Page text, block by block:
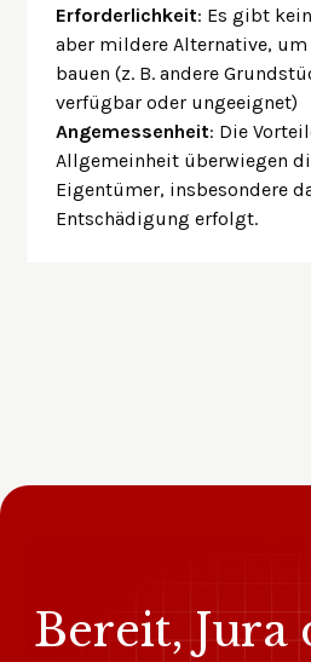
Erforderlichkeit: Es gibt
aber mildere Alternative, um
bauen (z. B. andere
verfügbar oder ungeeignet)
Angemessenheit: Die
Allgemeinheit überwiegen
Eigentümer, insbesondere
Entschädigung erfolgt.
Bereit, Jura